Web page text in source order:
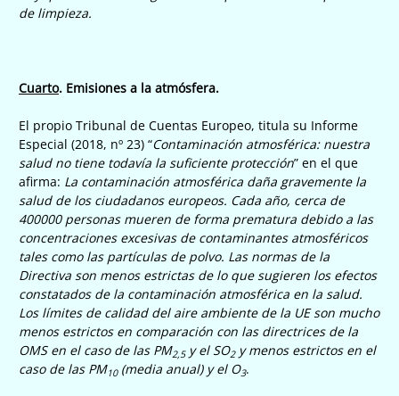
de limpieza.
Cuarto. Emisiones a la atmósfera.
El propio Tribunal de Cuentas Europeo, titula su Informe
Especial (2018, nº 23) “Contaminación atmosférica: nuestra
salud no tiene todavía la suficiente protección” en el que
afirma: La contaminación atmosférica daña gravemente la
salud de los ciudadanos europeos. Cada año, cerca de
400000 personas mueren de forma prematura debido a las
concentraciones excesivas de contaminantes atmosféricos
tales como las partículas de polvo. Las normas de la
Directiva son menos estrictas de lo que sugieren los efectos
constatados de la contaminación atmosférica en la salud.
Los límites de calidad del aire ambiente de la UE son mucho
menos estrictos en comparación con las directrices de la
OMS en el caso de las PM2,5y el SO2y menos estrictos en el
caso de las PM10(media anual) y el O3.